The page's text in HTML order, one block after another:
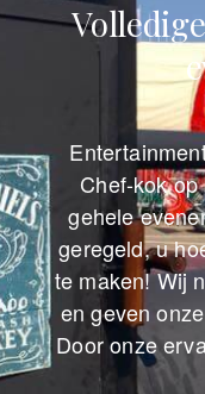
Chef-kok
gehele
geregeld, u
te maken! Wij
en geven
Door onze